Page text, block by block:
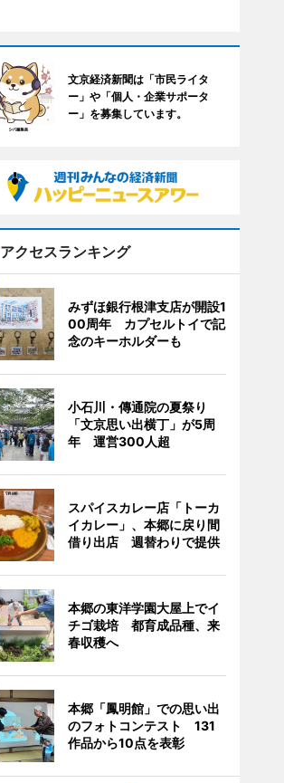
文京経済新聞は「市民ライタ
ー」や「個人・企業サポータ
ー」を募集しています。
アクセスランキング
みずほ銀行根津支店が開設1
00周年 カプセルトイで記
念のキーホルダーも
小石川・傳通院の夏祭り
「文京思い出横丁」が5周
年 運営300人超
スパイスカレー店「トーカ
イカレー」、本郷に戻り間
借り出店 週替わりで提供
本郷の東洋学園大屋上でイ
チゴ栽培 都育成品種、来
春収穫へ
本郷「鳳明館」での思い出
のフォトコンテスト 131
作品から10点を表彰